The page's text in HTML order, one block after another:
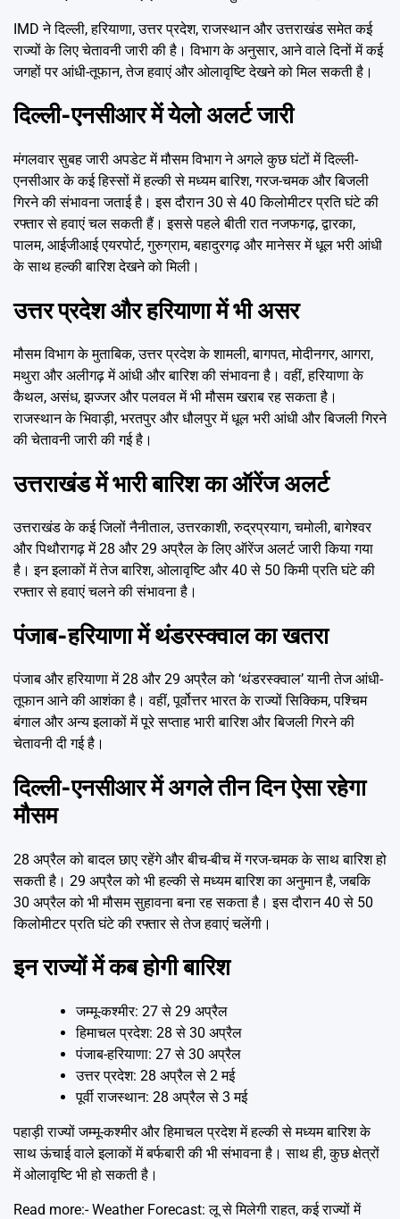
IMD ने दिल्ली, हरियाणा, उत्तर प्रदेश, राजस्थान और उत्तराखंड समेत कई
राज्यों के लिए चेतावनी जारी की है। विभाग के अनुसार, आने वाले दिनों में कई
जगहों पर आंधी-तूफान, तेज हवाएं और ओलावृष्टि देखने को मिल सकती है।
दिल्ली-एनसीआर में येलो अलर्ट जारी
मंगलवार सुबह जारी अपडेट में मौसम विभाग ने अगले कुछ घंटों में दिल्ली-
एनसीआर के कई हिस्सों में हल्की से मध्यम बारिश, गरज-चमक और बिजली
गिरने की संभावना जताई है। इस दौरान 30 से 40 किलोमीटर प्रति घंटे की
रफ्तार से हवाएं चल सकती हैं। इससे पहले बीती रात नजफगढ़, द्वारका,
पालम, आईजीआई एयरपोर्ट, गुरुग्राम, बहादुरगढ़ और मानेसर में धूल भरी आंधी
के साथ हल्की बारिश देखने को मिली।
उत्तर प्रदेश और हरियाणा में भी असर
मौसम विभाग के मुताबिक, उत्तर प्रदेश के शामली, बागपत, मोदीनगर, आगरा,
मथुरा और अलीगढ़ में आंधी और बारिश की संभावना है। वहीं, हरियाणा के
कैथल, असंध, झज्जर और पलवल में भी मौसम खराब रह सकता है।
राजस्थान के भिवाड़ी, भरतपुर और धौलपुर में धूल भरी आंधी और बिजली गिरने
की चेतावनी जारी की गई है।
उत्तराखंड में भारी बारिश का ऑरेंज अलर्ट
उत्तराखंड के कई जिलों नैनीताल, उत्तरकाशी, रुद्रप्रयाग, चमोली, बागेश्वर
और पिथौरागढ़ में 28 और 29 अप्रैल के लिए ऑरेंज अलर्ट जारी किया गया
है। इन इलाकों में तेज बारिश, ओलावृष्टि और 40 से 50 किमी प्रति घंटे की
रफ्तार से हवाएं चलने की संभावना है।
पंजाब-हरियाणा में थंडरस्क्वाल का खतरा
पंजाब और हरियाणा में 28 और 29 अप्रैल को ‘थंडरस्क्वाल’ यानी तेज आंधी-
तूफान आने की आशंका है। वहीं, पूर्वोत्तर भारत के राज्यों सिक्किम, पश्चिम
बंगाल और अन्य इलाकों में पूरे सप्ताह भारी बारिश और बिजली गिरने की
चेतावनी दी गई है।
दिल्ली-एनसीआर में अगले तीन दिन ऐसा रहेगा
मौसम
28 अप्रैल को बादल छाए रहेंगे और बीच-बीच में गरज-चमक के साथ बारिश हो
सकती है। 29 अप्रैल को भी हल्की से मध्यम बारिश का अनुमान है, जबकि
30 अप्रैल को भी मौसम सुहावना बना रह सकता है। इस दौरान 40 से 50
किलोमीटर प्रति घंटे की रफ्तार से तेज हवाएं चलेंगी।
इन राज्यों में कब होगी बारिश
जम्मू-कश्मीर: 27 से 29 अप्रैल
हिमाचल प्रदेश: 28 से 30 अप्रैल
पंजाब-हरियाणा: 27 से 30 अप्रैल
उत्तर प्रदेश: 28 अप्रैल से 2 मई
पूर्वी राजस्थान: 28 अप्रैल से 3 मई
पहाड़ी राज्यों जम्मू-कश्मीर और हिमाचल प्रदेश में हल्की से मध्यम बारिश के
साथ ऊंचाई वाले इलाकों में बर्फबारी की भी संभावना है। साथ ही, कुछ क्षेत्रों
में ओलावृष्टि भी हो सकती है।
Read more:-Weather Forecast: लू से मिलेगी राहत, कई राज्यों में